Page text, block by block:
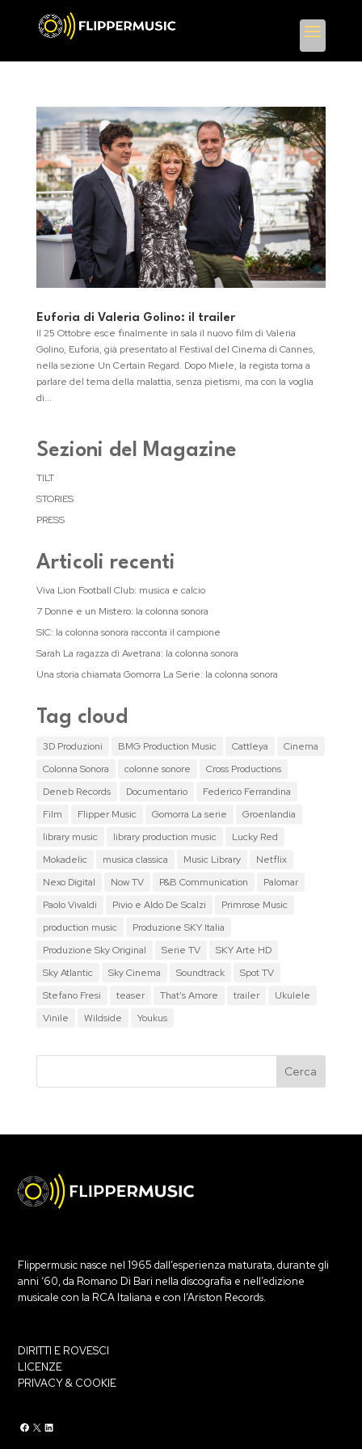
Euforia di Valeria Golino: il trailer
Il 25 Ottobre esce finalmente in sala il nuovo film di Valeria
Golino, Euforia, già presentato al Festival del Cinema di Cannes,
nella sezione Un Certain Regard. Dopo Miele, la regista torna a
parlare del tema della malattia, senza pietismi, ma con la voglia
di...
Sezioni del Magazine
TILT
STORIES
PRESS
Articoli recenti
Viva Lion Football Club: musica e calcio
7 Donne e un Mistero: la colonna sonora
SIC: la colonna sonora racconta il campione
Sarah La ragazza di Avetrana: la colonna sonora
Una storia chiamata Gomorra La Serie: la colonna sonora
Tag cloud
3D Produzioni BMG Production Music Cattleya
Cinema
Colonna Sonora
colonne sonore
Cross Productions
Deneb Records
Documentario
Federico Ferrandina
Film
Flipper Music Gomorra La serie
Groenlandia
library music
library production music
Lucky Red
Mokadelic
musica classica Music Library
Netflix
Nexo Digital
Now TV P&B Communication
Palomar
Paolo Vivaldi
Pivio e Aldo De Scalzi
Primrose Music
production music
Produzione SKY Italia
Produzione Sky Original
Serie TV
SKY Arte HD
Sky Atlantic
Sky Cinema Soundtrack
Spot TV
Stefano Fresi
teaser That's Amore trailer
Ukulele
Vinile
Wildside Youkus
Flippermusic nasce nel 1965 dall’esperienza maturata, durante gli
anni ‘60, da Romano Di Bari nella discografia e nell’edizione
musicale con la RCA Italiana e con l’Ariston Records.
DIRITTI E ROVESCI
LICENZE
PRIVACY & COOKIE
Flippermusic Facebook Flippermusic Twitter
Flippermusic Linkedin